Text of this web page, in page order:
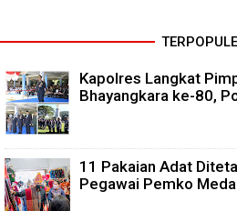
Kapolres Langkat
Bhayangkara ke-80,
11 Pakaian Adat
Pegawai Pemko